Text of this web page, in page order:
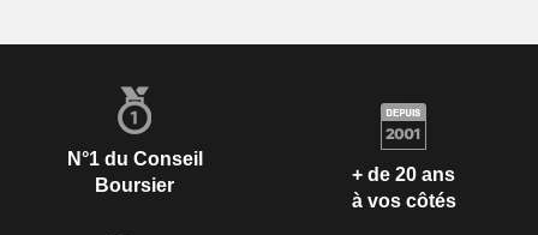
N°1 du Conseil
Boursier
+ de 20 ans
à vos côtés